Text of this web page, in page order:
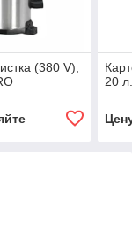
(380 V),
20